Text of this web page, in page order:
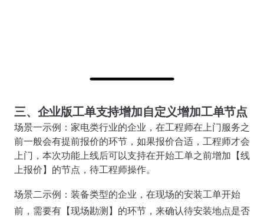
三、企业版工单支持增加自定义增加工单节点
场景一示例：家电类行业的企业，在工程师在上门服务之
前一般会有提前报价的环节，如果报价合适，工程师才会
上门，本次功能上线后可以支持在开始工单之前增加【线
上报价】的节点，待工程师操作。
场景二示例：装备类型的企业，在现场的安装工单开始
前，需要有【现场勘测】的环节，来确认待安装地点是否